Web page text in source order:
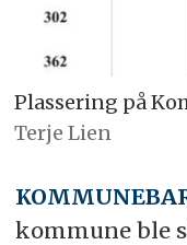
Plassering på
Terje Lien
kommune ble